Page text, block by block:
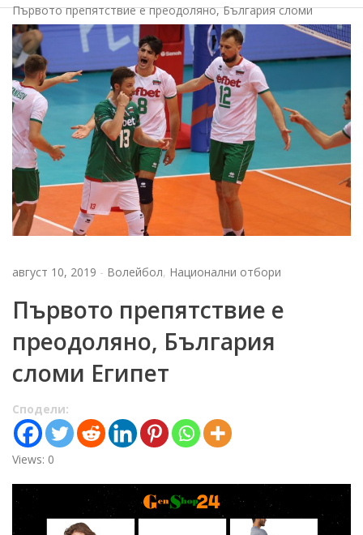
Първото препятствие е преодоляно, България сломи
Египет
август 10, 2019 - Волейбол, Национални отбори
Първото препятствие е
преодоляно, България
сломи Египет
Сподели:
Views: 0